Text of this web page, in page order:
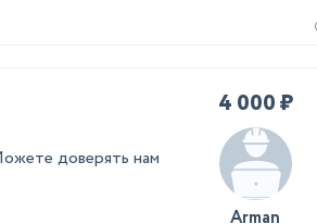
доверять нам
4 000 ₽
Arman